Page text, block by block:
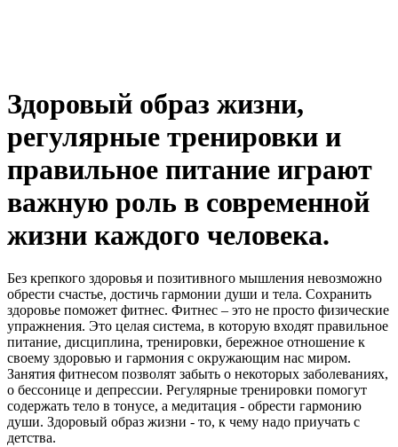
Здоровый образ жизни,
регулярные тренировки и
правильное питание играют
важную роль в современной
жизни каждого человека.
Без крепкого здоровья и позитивного мышления невозможно
обрести счастье, достичь гармонии души и тела. Сохранить
здоровье поможет фитнес. Фитнес – это не просто физические
упражнения. Это целая система, в которую входят правильное
питание, дисциплина, тренировки, бережное отношение к
своему здоровью и гармония с окружающим нас миром.
Занятия фитнесом позволят забыть о некоторых заболеваниях,
о бессонице и депрессии. Регулярные тренировки помогут
содержать тело в тонусе, а медитация - обрести гармонию
души. Здоровый образ жизни - то, к чему надо приучать с
детства.